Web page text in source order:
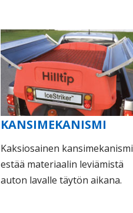
KANSIMEKANISMI
Kaksiosainen kansimekanismi
estää materiaalin leviämistä
auton lavalle täytön aikana.